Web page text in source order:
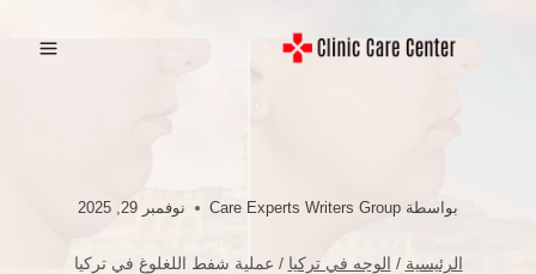
بواسطة Care Experts Writers Group نوفمبر 29, 2025
الرئيسية / الوجه في تركيا / عملية شفط اللغلوغ في تركيا